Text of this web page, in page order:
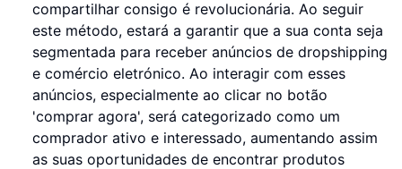
compartilhar consigo é revolucionária. Ao seguir
este método, estará a garantir que a sua conta seja
segmentada para receber anúncios de dropshipping
e comércio eletrónico. Ao interagir com esses
anúncios, especialmente ao clicar no botão
'comprar agora', será categorizado como um
comprador ativo e interessado, aumentando assim
as suas oportunidades de encontrar produtos